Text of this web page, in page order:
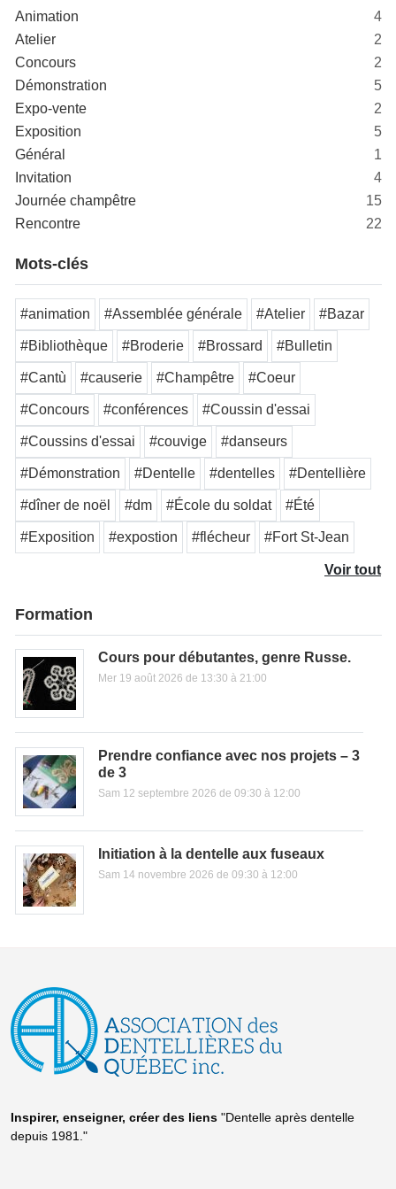
Animation
4
Atelier
2
Concours
2
Démonstration
5
Expo-vente
2
Exposition
5
Général
1
Invitation
4
Journée champêtre
15
Rencontre
22
Mots-clés
#animation #Assemblée générale #Atelier #Bazar
#Bibliothèque #Broderie #Brossard #Bulletin
#Cantù #causerie #Champêtre #Coeur
#Concours #conférences #Coussin d'essai
#Coussins d'essai #couvige #danseurs
#Démonstration #Dentelle #dentelles #Dentellière
#dîner de noël #dm #École du soldat #Été
#Exposition #expostion #flécheur #Fort St-Jean
Voir tout
Formation
Cours pour débutantes, genre Russe.
Mer 19 août 2026 de 13:30 à 21:00
Prendre confiance avec nos projets – 3
de 3
Sam 12 septembre 2026 de 09:30 à 12:00
Initiation à la dentelle aux fuseaux
Sam 14 novembre 2026 de 09:30 à 12:00
Inspirer, enseigner, créer des liens "Dentelle après dentelle
depuis 1981."